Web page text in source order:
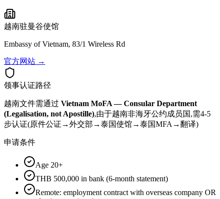
越南驻曼谷使馆
Embassy of Vietnam, 83/1 Wireless Rd
官方网站 →
领事认证路径
越南文件需通过 Vietnam MoFA — Consular Department
(Legalisation, not Apostille),由于越南非海牙公约成员国,需4-5
步认证(原件公证→外交部→泰国使馆→泰国MFA→翻译)
申请条件
Age 20+
THB 500,000 in bank (6-month statement)
Remote: employment contract with overseas company OR